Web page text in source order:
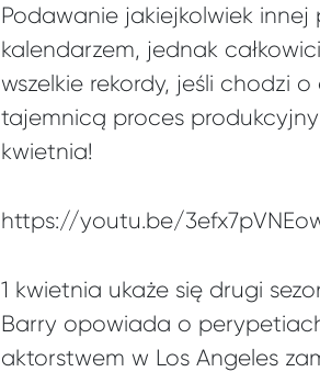
Podawanie jakiejkolwiek
kalendarzem, jednak
wszelkie rekordy, jeśli chodzi
tajemnicą proces
kwietnia!
https://youtu.be/
1 kwietnia ukaże się drugi
Barry opowiada o
aktorstwem w Los Angeles